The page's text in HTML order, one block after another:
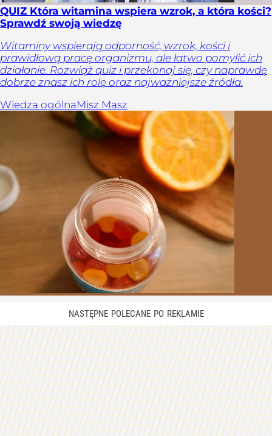
QUIZ Która witamina wspiera wzrok, a która kości?
Sprawdź swoją wiedzę
Witaminy wspierają odporność, wzrok, kości i
prawidłową pracę organizmu, ale łatwo pomylić ich
działanie. Rozwiąż quiz i przekonaj się, czy naprawdę
dobrze znasz ich rolę oraz najważniejsze źródła.
Wiedza ogólnaMisz Masz